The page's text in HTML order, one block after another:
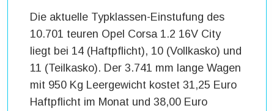
Die aktuelle Typklassen-Einstufung des
10.701 teuren Opel Corsa 1.2 16V City
liegt bei 14 (Haftpflicht), 10 (Vollkasko) und
11 (Teilkasko). Der 3.741 mm lange Wagen
mit 950 Kg Leergewicht kostet 31,25 Euro
Haftpflicht im Monat und 38,00 Euro